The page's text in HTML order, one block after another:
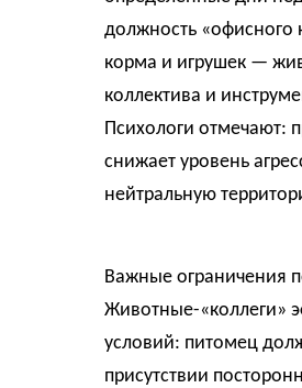
должность «офисного
корма и игрушек —
коллектива и
Психологи отмечают:
снижает уровень
нейтральную
Важные ограничения
Животные-«коллеги»
условий: питомец
присутствии